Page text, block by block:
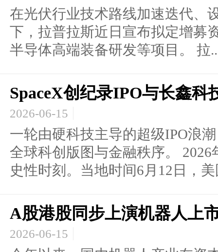
在光伏行业技术路线加速迭代、
下，拉普拉斯近日宣布拟定增募
半导体高端装备研发等项目。 拉
SpaceX创纪录IPO与长鑫
2026-06-15
一轮由硬科技主导的超级IPO浪
全球科创版图与金融秩序。
史性时刻。当地时间6月12日，美
A股港股同步上演机器人上
2026-06-15